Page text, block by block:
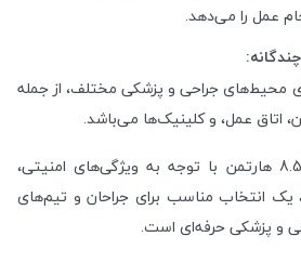
عمل را می‌دهد.
جراحی و پزشکی مختلف، از جمله
اتاق عمل، و کلینیک‌ها می‌باشد.
دستکش جراحی استریل 8.5 هارتمن با توجه به ویژگی‌های امنیتی،
یک انتخاب مناسب برای جراحان و تیم‌های
و پزشکی حرفه‌ای است.